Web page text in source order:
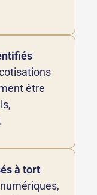
être
à tort